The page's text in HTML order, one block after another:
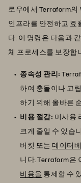
로우에서 Terraform의
인프라를 안전하고 효
다. 이 명령은 다음과
체 프로세스를 보장합
종속성 관리:
하여 충돌이나 고
하기 위해 올바른
비용 절감: 미사용
크게 줄일 수 있습
버킷 또는 데이터
니다. Terraform은
비용을 통제할 수